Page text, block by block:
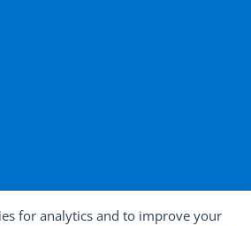
for analytics and to improve your